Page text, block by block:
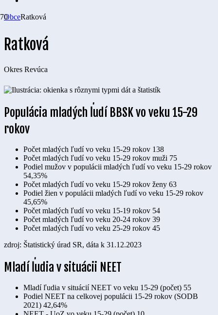
ObceRatková
Ratková
Okres Revúca
Populácia mladých ľudí BBSK vo veku 15-29
rokov
Počet mladých ľudí vo veku 15-29 rokov 138
Počet mladých ľudí vo veku 15-29 rokov muži 75
Podiel mužov v populácii mladých ľudí vo veku 15-29 rokov
54,35%
Počet mladých ľudí vo veku 15-29 rokov ženy 63
Podiel žien v populácii mladých ľudí vo veku 15-29 rokov
45,65%
Počet mladých ľudí vo veku 15-19 rokov 54
Počet mladých ľudí vo veku 20-24 rokov 39
Počet mladých ľudí vo veku 25-29 rokov 45
zdroj: Štatistický úrad SR, dáta k 31.12.2023
Mladí ľudia v situácii NEET
Mladí ľudia v situácií NEET vo veku 15-29 (počet) 55
Podiel NEET na celkovej populácii 15-29 rokov (SODB
2021) 42,64%